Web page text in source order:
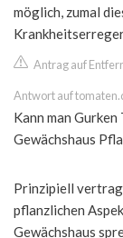
möglich, zumal
Antrag auf
Antwort auf
Kann man Gurken
Gewächshaus
Prinzipiell
pflanzlichen
Gewächshaus